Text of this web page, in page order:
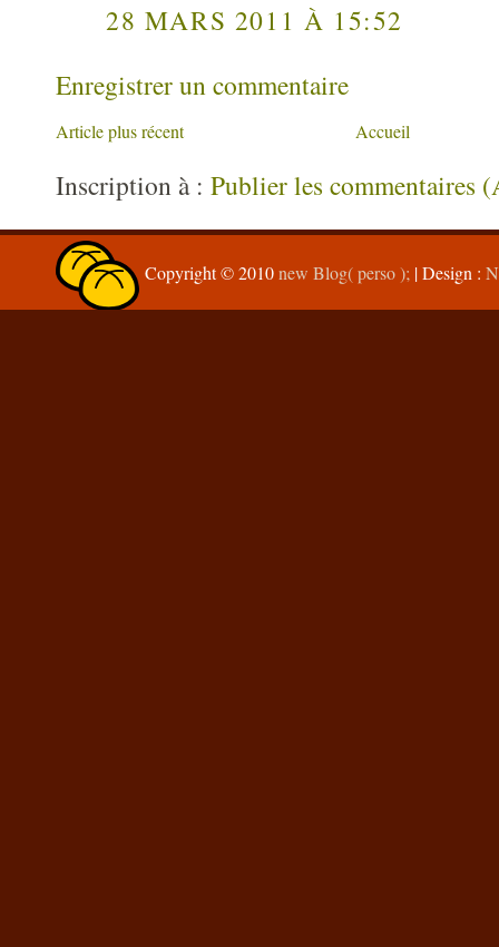
28 MARS 2011 À 15:52
Enregistrer un commentaire
Article plus récent Accueil
Inscription à : Publier les commentaires
Copyright © 2010new Blog( perso ); | Design :